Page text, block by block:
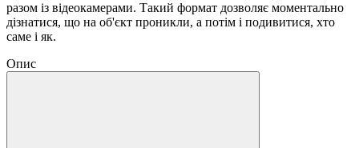
разом із відеокамерами. Такий формат дозволяє моментально
дізнатися, що на об'єкт проникли, а потім і подивитися, хто
саме і як.
Опис